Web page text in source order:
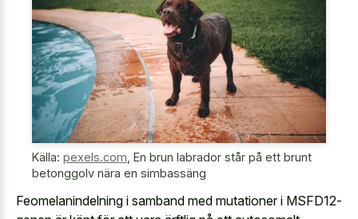
Källa: pexels.com En brun labrador står på ett brunt
betonggolv nära en simbassäng
Feomelanindelning i samband med mutationer i MSFD12-